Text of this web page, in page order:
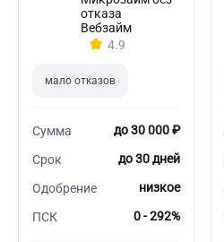
отказа
Вебзайм
4.9
мало отказов
Сумма до 30 000 ₽
Срок до 30 дней
Одобрение низкое
ПСК 0 - 292%